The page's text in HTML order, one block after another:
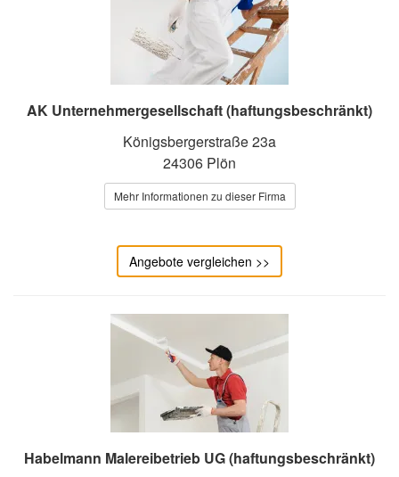
AK Unternehmergesellschaft (haftungsbeschränkt)
Königsbergerstraße 23a
24306 Plön
Mehr Informationen zu dieser Firma
Angebote vergleichen >>
Habelmann Malereibetrieb UG (haftungsbeschränkt)